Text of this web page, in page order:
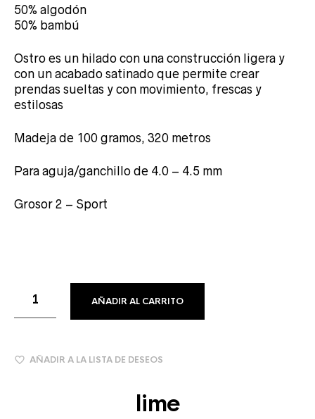
lime
50% algodón
50% bambú
Ostro es un hilado con una construcción ligera y
con un acabado satinado que permite crear
prendas sueltas y con movimiento, frescas y
estilosas
Madeja de 100 gramos, 320 metros
Para aguja/ganchillo de 4.0 – 4.5 mm
Grosor 2 – Sport
AÑADIR AL CARRITO
AÑADIR A LA LISTA DE DESEOS